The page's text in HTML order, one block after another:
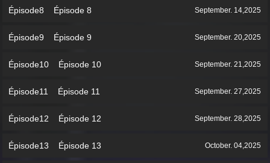
Épisode8 Épisode 8 September. 14,2025
Épisode9 Épisode 9 September. 20,2025
Épisode10 Épisode 10 September. 21,2025
Épisode11 Épisode 11 September. 27,2025
Épisode12 Épisode 12 September. 28,2025
Épisode13 Épisode 13 October. 04,2025